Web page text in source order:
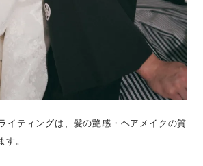
イティングは、髪の艶感・ヘアメイクの質
。